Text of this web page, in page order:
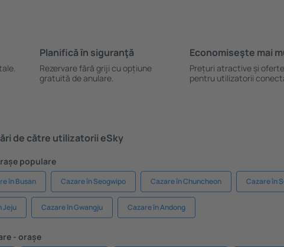
Planifică ȋn siguranţă
Rezervare fără griji cu opțiune
gratuită de anulare.
Economiseşte mai
Prețuri atractive și
pentru utilizatorii
de către utilizatorii eSky
populare
în Busan Cazare în Seogwipo Cazare în Chuncheon Cazare în
Jeju Cazare în Gwangju Cazare în Andong
- orașe